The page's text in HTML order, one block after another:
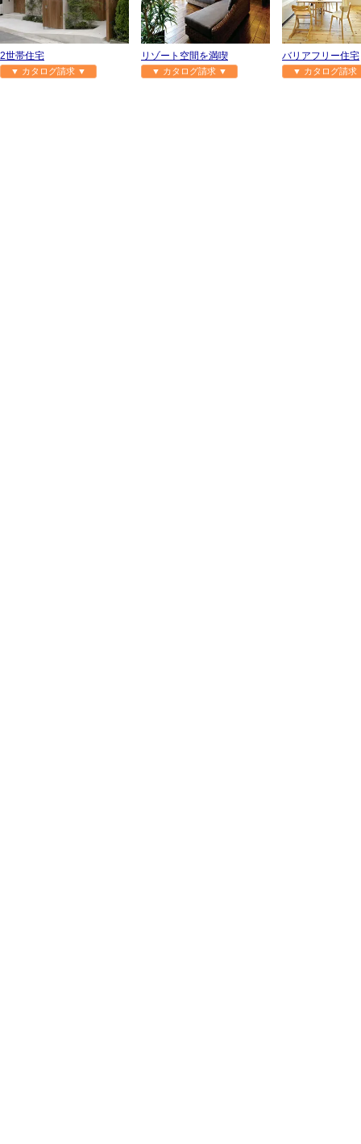
2世帯住宅
▼ カタログ請求 ▼
リゾート空間を満喫
▼ カタログ請求 ▼
バリアフリー住宅
▼ カタログ請